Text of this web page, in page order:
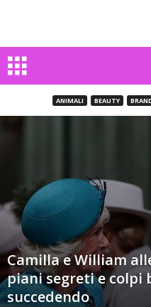
ANIMALI BEAUTY
Camilla e William
piani segreti e colpi
succedendo